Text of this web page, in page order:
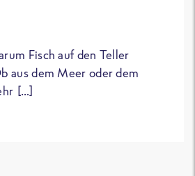
Fisch auf den Teller
aus dem Meer oder dem
[…]